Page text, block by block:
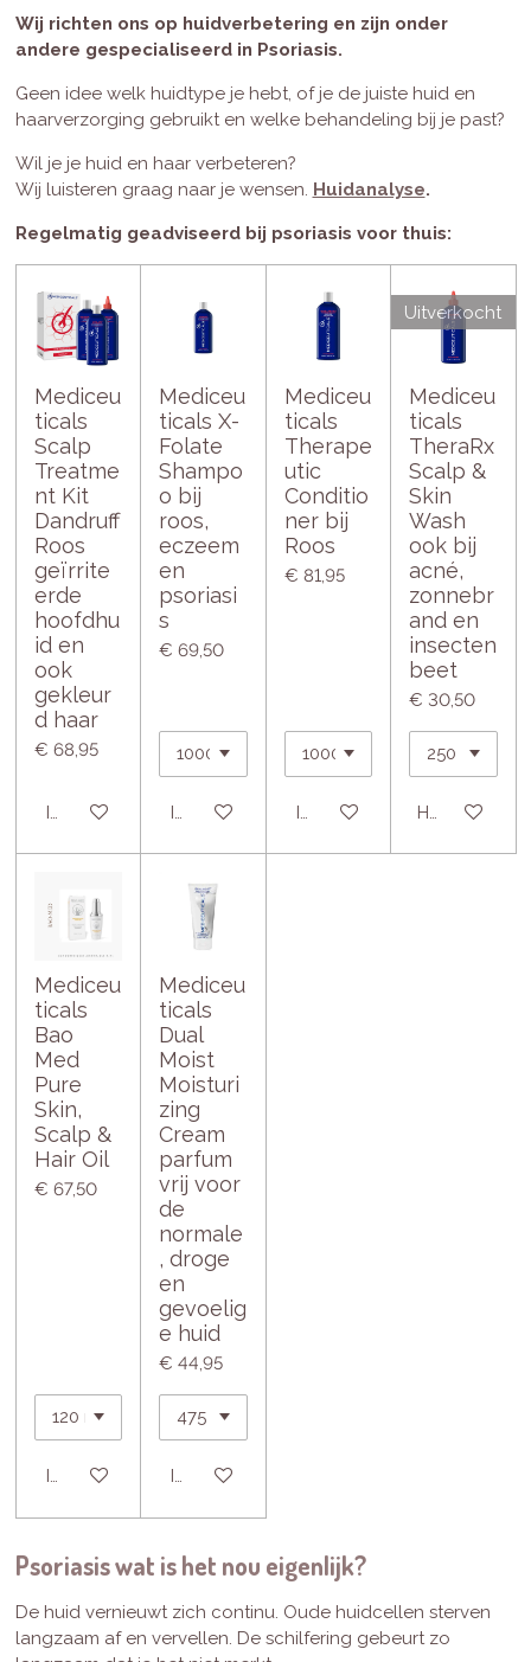
Wij richten ons op huidverbetering en zijn onder
andere gespecialiseerd in Psoriasis.
Geen idee welk huidtype je hebt, of je de juiste huid en
haarverzorging gebruikt en welke behandeling bij je past?
Wil je je huid en haar verbeteren?
Wij luisteren graag naar je wensen. Huidanalyse.
Regelmatig geadviseerd bij psoriasis voor thuis:
Mediceu
ticals
Scalp
Treatme
nt Kit
Dandruff
Roos
geïrrite
erde
hoofdhu
id en
ook
gekleur
d haar
€ 68,95
In winkelwagen
Mediceu
ticals X-
Folate
Shampo
o bij
roos,
eczeem
en
psoriasi
s
€ 69,50
In winkelwagen
Mediceu
ticals
Therape
utic
Conditio
ner bij
Roos
€ 81,95
In winkelwagen
Uitverkocht
Mediceu
ticals
TheraRx
Scalp &
Skin
Wash
ook bij
acné,
zonnebr
and en
insecten
beet
€ 30,50
Houd mij op
Mediceu
ticals
Bao
Med
Pure
Skin,
Scalp &
Hair Oil
€ 67,50
In winkelwagen
Mediceu
ticals
Dual
Moist
Moisturi
zing
Cream
parfum
vrij voor
de
normale
, droge
en
gevoelig
e huid
€ 44,95
In winkelwagen
Psoriasis wat is het nou eigenlijk?
De huid vernieuwt zich continu. Oude huidcellen sterven
langzaam af en vervellen. De schilfering gebeurt zo